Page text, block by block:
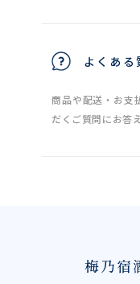
よくある
商品や配送・お支
だくご質問にお答
梅乃宿